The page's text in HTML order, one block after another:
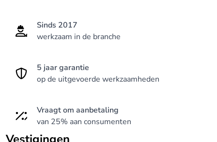
Sinds 2017
werkzaam in de branche
5 jaar garantie
op de uitgevoerde werkzaamheden
Vraagt om aanbetaling
van 25% aan consumenten